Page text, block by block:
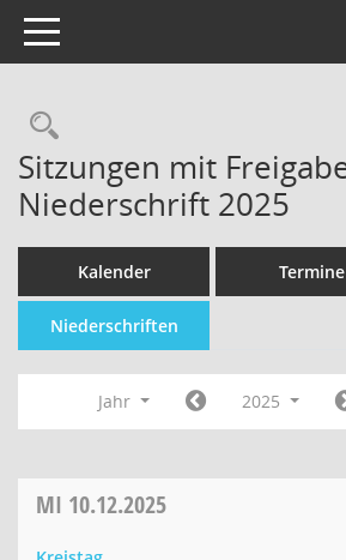
Toggle navigation
Sitzungen mit
Niederschrift 2025
Kalender Termine
Niederschriften
Jahr 2025
MI 10.12.2025